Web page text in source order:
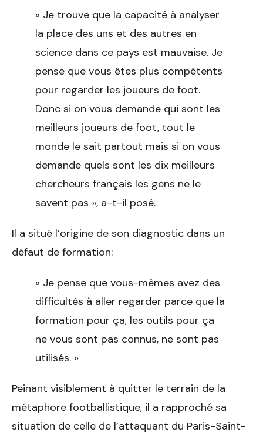
« Je trouve que la capacité à analyser
la place des uns et des autres en
science dans ce pays est mauvaise. Je
pense que vous êtes plus compétents
pour regarder les joueurs de foot.
Donc si on vous demande qui sont les
meilleurs joueurs de foot, tout le
monde le sait partout mais si on vous
demande quels sont les dix meilleurs
chercheurs français les gens ne le
savent pas », a-t-il posé.
Il a situé l’origine de son diagnostic dans un
défaut de formation:
« Je pense que vous-mêmes avez des
difficultés à aller regarder parce que la
formation pour ça, les outils pour ça
ne vous sont pas connus, ne sont pas
utilisés. »
Peinant visiblement à quitter le terrain de la
métaphore footballistique, il a rapproché sa
situation de celle de l’attaquant du Paris-Saint-